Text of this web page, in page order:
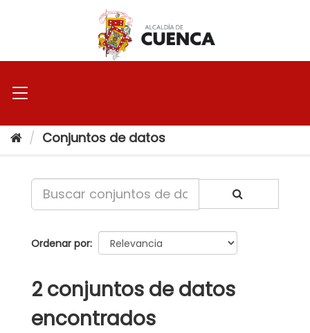
Conjuntos de datos
Ordenar por
2 conjuntos de datos
encontrados